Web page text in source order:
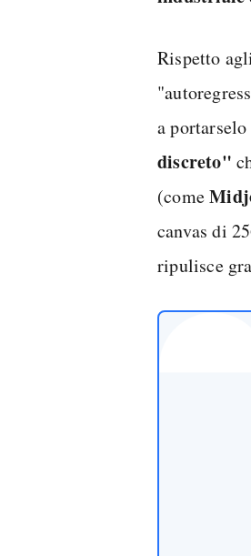
Rispetto
a
discreto"
(come
canvas di
ripulisce